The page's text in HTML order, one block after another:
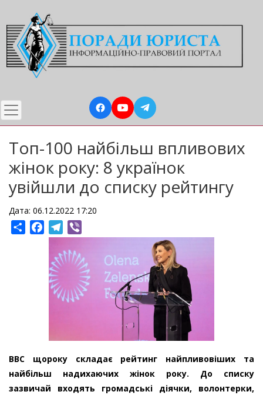
до
основного
вмісту
Топ-100 найбільш впливових
жінок року: 8 українок
увійшли до списку рейтингу
Дата: 06.12.2022 17:20
ShareFacebookTelegram
ВВС щороку складає рейтинг найпливовіших та
найбільш надихаючих жінок року. До списку
зазвичай входять громадські діячки, волонтерки,